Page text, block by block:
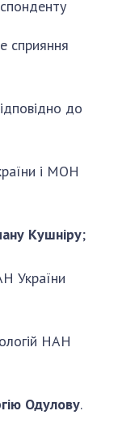
сприяння
до
і МОН
Кушніру;
України
НАН
Одулову.